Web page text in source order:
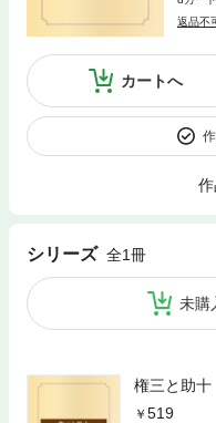
返品不
カートへ
シリーズ 全1冊
未購
権三と助十
519